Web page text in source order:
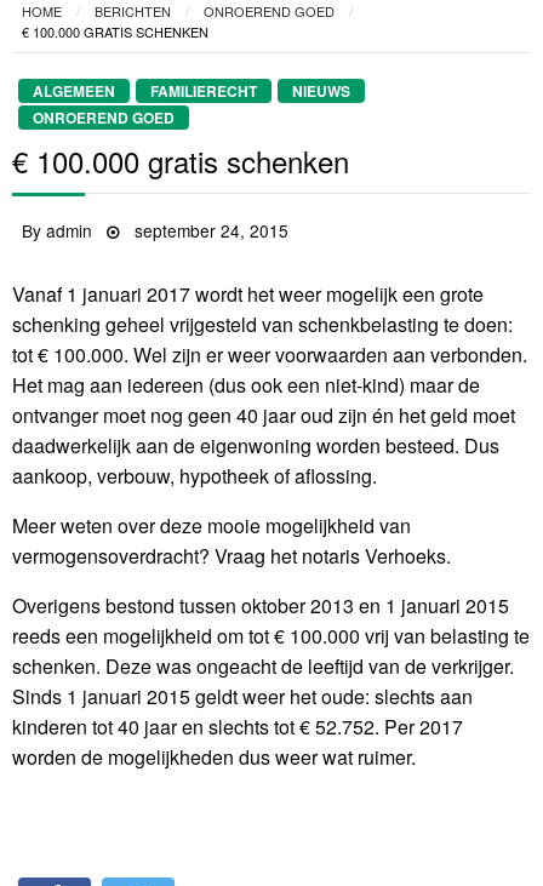
HOME BERICHTEN
ONROEREND GOED
€ 100.000 GRATIS SCHENKEN
ALGEMEEN FAMILIERECHT
NIEUWS
ONROEREND GOED
€ 100.000 gratis schenken
Byadmin
Posted
september 24, 2015
Vanaf 1 januari 2017 wordt het weer mogelijk een grote
schenking geheel vrijgesteld van schenkbelasting te doen:
tot € 100.000. Wel zijn er weer voorwaarden aan verbonden.
Het mag aan iedereen (dus ook een niet-kind) maar de
ontvanger moet nog geen 40 jaar oud zijn én het geld moet
daadwerkelijk aan de eigenwoning worden besteed. Dus
aankoop, verbouw, hypotheek of aflossing.
Meer weten over deze mooie mogelijkheid van
vermogensoverdracht? Vraag het notaris Verhoeks.
Overigens bestond tussen oktober 2013 en 1 januari 2015
reeds een mogelijkheid om tot € 100.000 vrij van belasting te
schenken. Deze was ongeacht de leeftijd van de verkrijger.
Sinds 1 januari 2015 geldt weer het oude: slechts aan
kinderen tot 40 jaar en slechts tot € 52.752. Per 2017
worden de mogelijkheden dus weer wat ruimer.